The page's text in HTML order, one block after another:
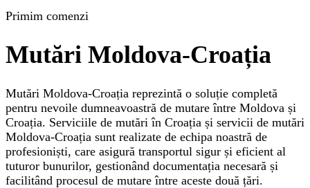
Primim comenzi
Mutări Moldova-Croația
Mutări Moldova-Croația reprezintă o soluție completă
pentru nevoile dumneavoastră de mutare între Moldova și
Croația. Serviciile de mutări în Croația și servicii de mutări
Moldova-Croația sunt realizate de echipa noastră de
profesioniști, care asigură transportul sigur și eficient al
tuturor bunurilor, gestionând documentația necesară și
facilitând procesul de mutare între aceste două țări.